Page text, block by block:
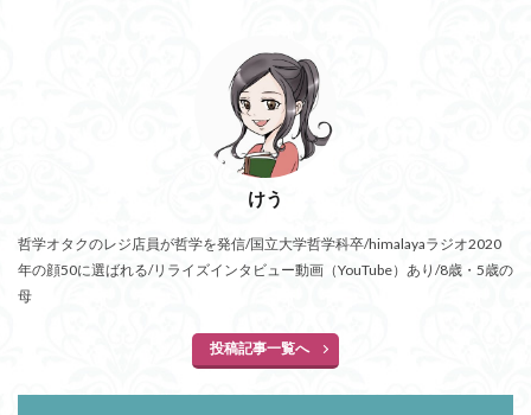
けう
哲学オタクのレジ店員が哲学を発信/国立大学哲学科卒/himalayaラジオ2020
年の顔50に選ばれる/リライズインタビュー動画（YouTube）あり/8歳・5歳の
母
投稿記事一覧へ